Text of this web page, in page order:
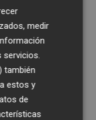
medir
servicios.
también
estos y
de